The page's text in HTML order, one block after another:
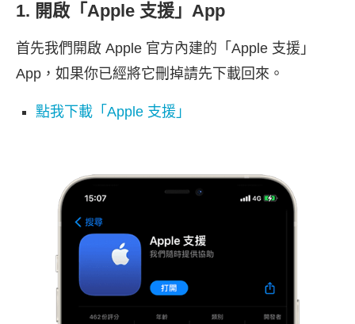
1. 開啟「Apple 支援」App
首先我們開啟 Apple 官方內建的「Apple 支援」
App，如果你已經將它刪掉請先下載回來。
點我下載「Apple 支援」